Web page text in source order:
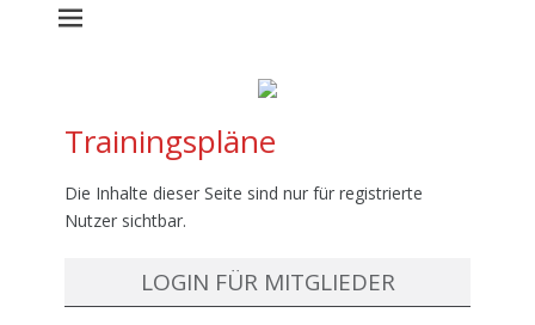
Trainingspläne
Die Inhalte dieser Seite sind nur für registrierte
Nutzer sichtbar.
LOGIN FÜR MITGLIEDER